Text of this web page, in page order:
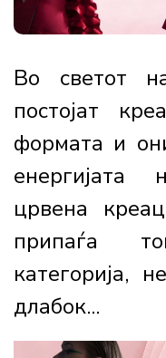
Во светот
постојат
формата и
црвена
припаѓа
категорија,
длабок...